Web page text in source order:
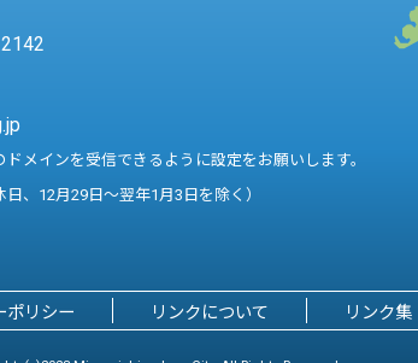
メインを受信できるように設定をお願いします。
、12月29日～翌年1月3日を除く）
ポリシー リンクについて リンク集